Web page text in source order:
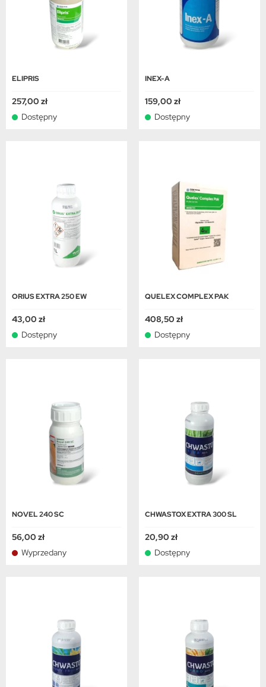
ELIPRIS
257,00 zł
Dostępny
INEX-A
159,00 zł
Dostępny
ORIUS EXTRA 250 EW
43,00 zł
Dostępny
QUELEX COMPLEX PAK
408,50 zł
Dostępny
NOVEL 240 SC
56,00 zł
Wyprzedany
CHWASTOX EXTRA 300 SL
20,90 zł
Dostępny